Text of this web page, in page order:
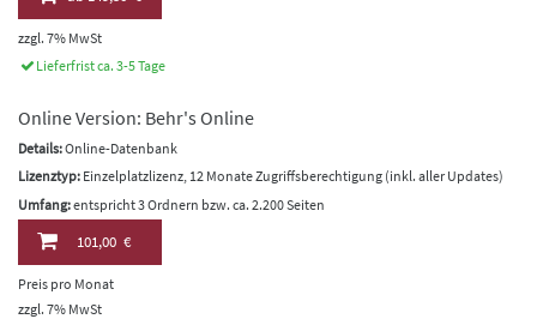
zzgl. 7% MwSt
Lieferfrist ca. 3-5 Tage
Online Version: Behr's Online
Details:Online-Datenbank
Lizenztyp: Einzelplatzlizenz, 12 Monate Zugriffsberechtigung (inkl. aller Updates)
Umfang:entspricht 3 Ordnern bzw. ca. 2.200 Seiten
101,00 €
Preis pro Monat
zzgl. 7% MwSt